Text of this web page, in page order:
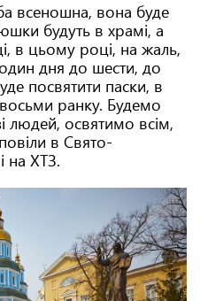
всеношна, вона буде
будуть в храмі, а
в цьому році, на жаль,
дня до шести, до
посвятити паски, в
ранку. Будемо
людей, освятимо всім,
в Свято-
на ХТЗ.